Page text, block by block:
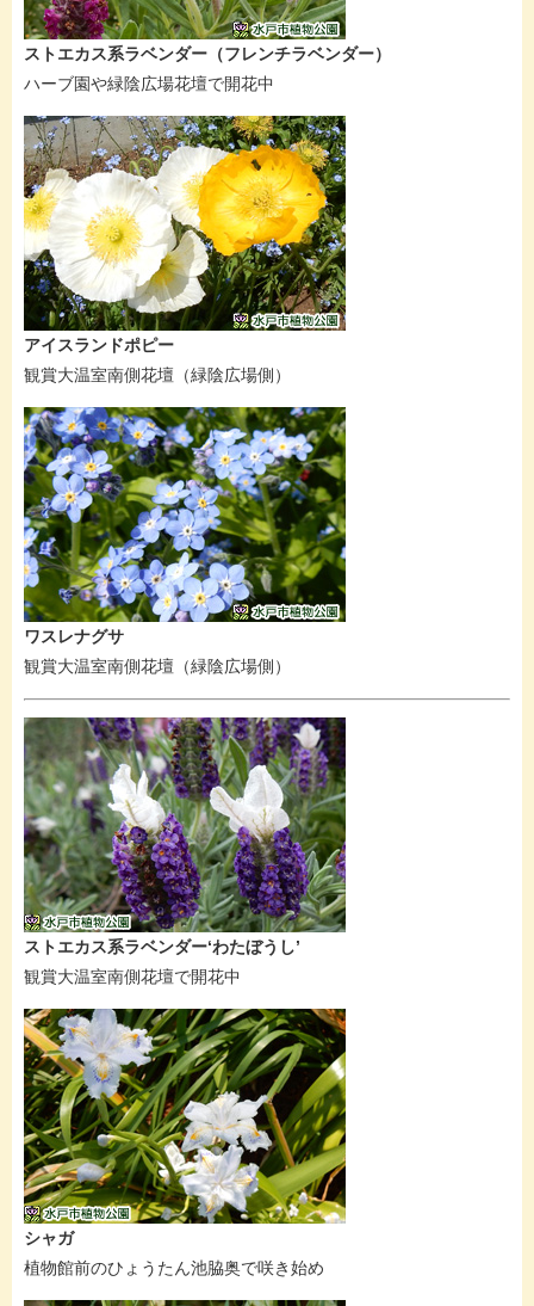
ストエカス系ラベンダー（フレンチラベンダー）
ハーブ園や緑陰広場花壇で開花中
アイスランドポピー
観賞大温室南側花壇（緑陰広場側）
ワスレナグサ
観賞大温室南側花壇（緑陰広場側）
ストエカス系ラベンダー‘わたぼうし’
観賞大温室南側花壇で開花中
シャガ
植物館前のひょうたん池脇奥で咲き始め